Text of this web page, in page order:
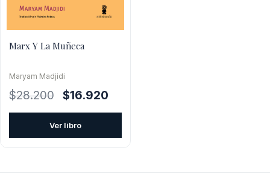
Marx Y La Muñeca
Maryam Madjidi
$28.200
El
original
era:
$16.920
es:
Ver libro